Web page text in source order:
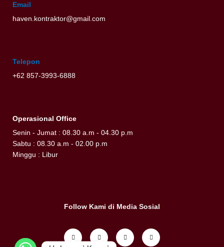
Email
haven.kontraktor@gmail.com
Telepon
+62 857-3993-6888
Operasional Office
Senin - Jumat : 08.30 a.m - 04.30 p.m
Sabtu : 08.30 a.m - 02.00 p.m
Minggu : Libur
Follow Kami di Media Sosial
n
s
t
o
u
t
i
n
t
h
a
t